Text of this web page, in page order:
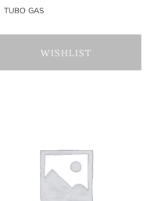
TUBO GAS
WISHLIST